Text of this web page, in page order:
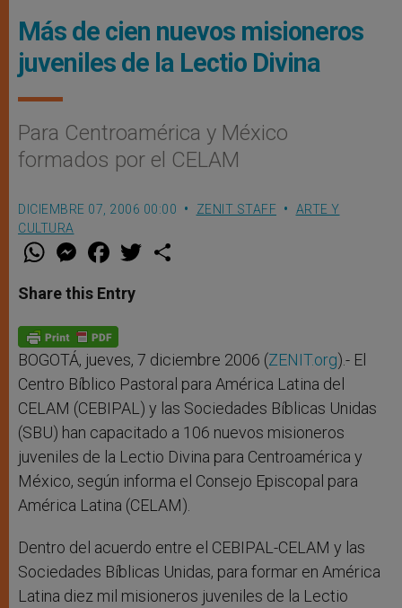
Más de cien nuevos misioneros
juveniles de la Lectio Divina
Para Centroamérica y México
formados por el CELAM
DICIEMBRE 07, 2006 00:00 ZENIT STAFF
ARTE Y
CULTURA
W
t
s
p
p
M
e
s
e
g
e
F
a
e
b
o
k
w
Share this Entry
BOGOTÁ, jueves, 7 diciembre 2006 (ZENIT.org).- El
Centro Bíblico Pastoral para América Latina del
CELAM (CEBIPAL) y las Sociedades Bíblicas Unidas
(SBU) han capacitado a 106 nuevos misioneros
juveniles de la Lectio Divina para Centroamérica y
México, según informa el Consejo Episcopal para
América Latina (CELAM).
Dentro del acuerdo entre el CEBIPAL-CELAM y las
Sociedades Bíblicas Unidas, para formar en América
Latina diez mil misioneros juveniles de la Lectio